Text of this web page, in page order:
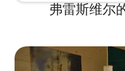
弗雷斯维尔